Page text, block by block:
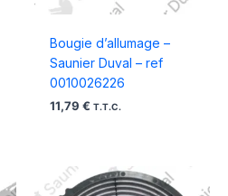
Bougie d’allumage –
Saunier Duval – ref
0010026226
11,79 € T.T.C.